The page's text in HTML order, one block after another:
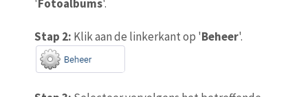
'Fotoalbums'.
Stap 2: Klik aan de linkerkant op 'Beheer'.